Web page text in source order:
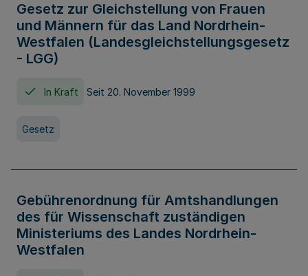
Gesetz zur Gleichstellung von Frauen
und Männern für das Land Nordrhein-
Westfalen (Landesgleichstellungsgesetz
- LGG)
In Kraft Seit 20. November 1999
Gesetz
Gebührenordnung für Amtshandlungen
des für Wissenschaft zuständigen
Ministeriums des Landes Nordrhein-
Westfalen